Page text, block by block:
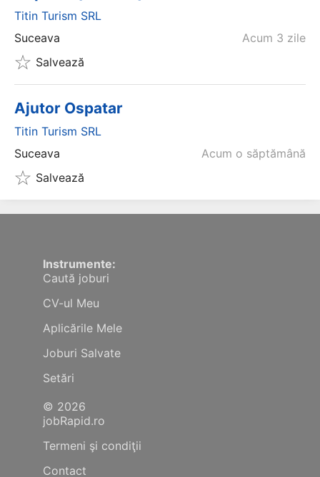
Titin Turism SRL
Acum 3 zile
Suceava
Salvează
Ajutor Ospatar
Titin Turism SRL
Acum o săptămână
Suceava
Salvează
Instrumente:
Caută joburi
CV-ul Meu
Aplicările Mele
Joburi Salvate
Setări
© 2026
jobRapid.ro
Termeni şi condiţii
Contact